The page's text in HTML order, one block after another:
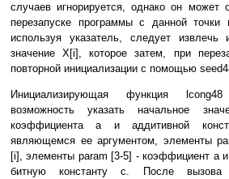
случаев игнорируется, однако он может
перезапуске программы с данной
используя указатель, следует извлечь
значение X[i], которое затем, при
повторной инициализации с помощью
Инициализирующая функция
возможность указать начальное
коэффициента a и аддитивной
являющемся ее аргументом, элементы
[i], элементы param [3-5] - коэффициент a
битную константу c. После вызова